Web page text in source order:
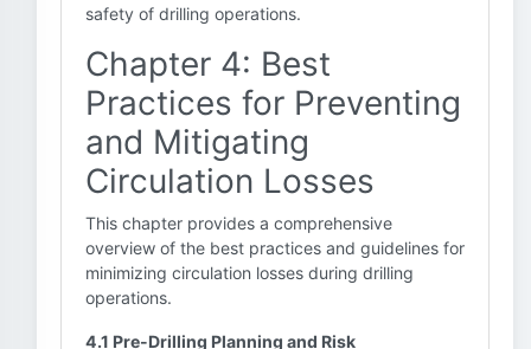
safety of drilling operations.
Chapter 4: Best
Practices for Preventing
and Mitigating
Circulation Losses
This chapter provides a comprehensive
overview of the best practices and guidelines for
minimizing circulation losses during drilling
operations.
4.1 Pre-Drilling Planning and Risk